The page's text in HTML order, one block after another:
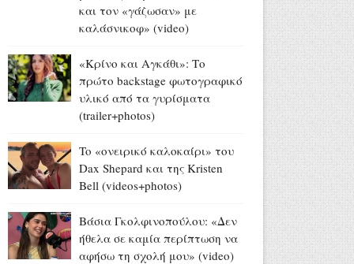
Europa League - Live στο
OΡΕΝ: ΠΑΟΚ - Άντερλεχτ
Αύγουστος 06, 2026
Ευρυδίκη Βαλαβάνη για
Γρηγόρη Μόργκαν:
κι αυτή... και τώρα είναι η
πραγματική μου ζωή» (photo)
Αύγουστος 06, 2026
Τα μεγάλα διλήμματα της
Ευρώπης: μετανάστευση,
Mercosur και στέγη (video)
και τον «γάζωσαν» με
καλάσνικοφ» (video)
«Κρίνο και Αγκάθι»: Το
πρώτο backstage φωτογραφικό
υλικό από τα γυρίσματα
(trailer+photos)
To «ονειρικό καλοκαίρι» του
Dax Shepard και της Kristen
Bell (videos+photos)
Βάσια Γκολφινοπούλου: «Δεν
ήθελα σε καμία περίπτωση να
αφήσω τη σχολή μου» (video)